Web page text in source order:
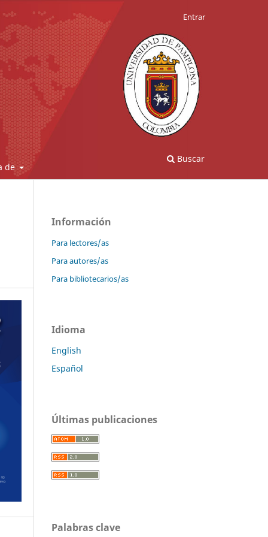
de
Buscar
Entrar
Información
Para lectores/as
Para autores/as
Para bibliotecarios/as
Idioma
English
Español
Últimas publicaciones
Palabras clave